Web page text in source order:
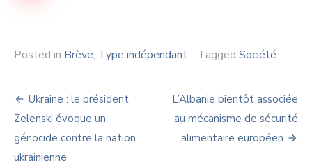
Posted in Brève, Type indépendant Tagged Société
Navigation
de
l’article
Ukraine : le président
Zelenski évoque un
génocide contre la nation
ukrainienne
L’Albanie bientôt associée
au mécanisme de sécurité
alimentaire européen